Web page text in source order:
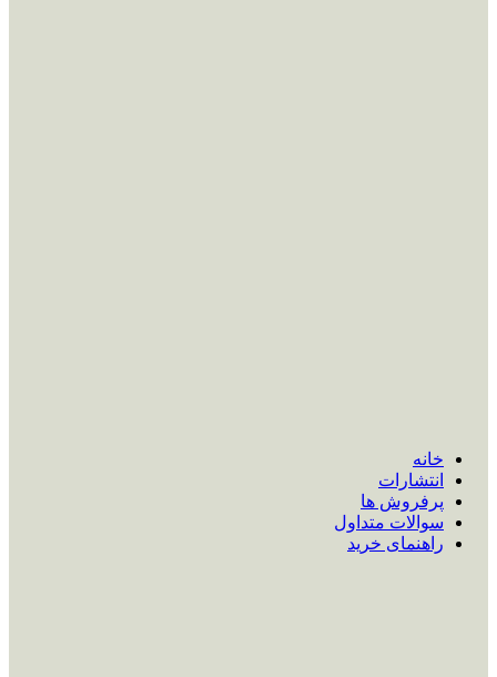
خانه
انتشارات
پرفروش ها
سوالات متداول
راهنمای خرید